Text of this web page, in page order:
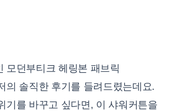
모던부티크 헤링본 패브릭
의 솔직한 후기를 들려드렸는데요.
기를 바꾸고 싶다면, 이 샤워커튼을